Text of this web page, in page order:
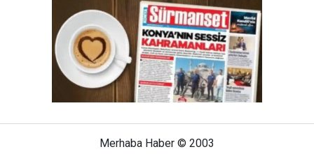
Merhaba Haber © 2003